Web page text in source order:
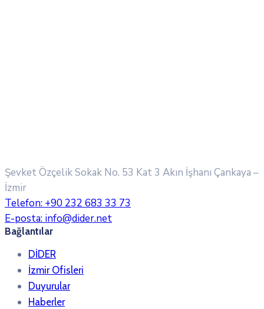
Şevket Özçelik Sokak No. 53 Kat 3 Akın İşhanı Çankaya –
İzmir
Telefon: +90 232 683 33 73
E-posta: info@dider.net
Bağlantılar
DİDER
İzmir Ofisleri
Duyurular
Haberler